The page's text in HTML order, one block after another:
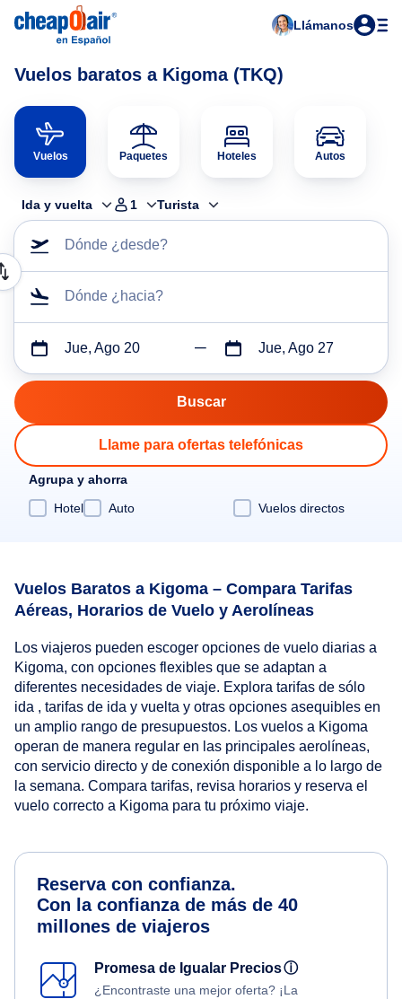
Llámanos
Vuelos baratos a Kigoma (TKQ)
Vuelos Paquetes Hoteles Autos
Ida y vuelta 1 Turista
Dónde ¿desde?
Dónde ¿hacia?
Jue, Ago 20 Jue, Ago 27
Llame para ofertas telefónicas
Agrupa y ahorra
Hotel
Auto Vuelos directos
Vuelos Baratos a Kigoma – Compara Tarifas
Aéreas, Horarios de Vuelo y Aerolíneas
Los viajeros pueden escoger opciones de vuelo diarias a
Kigoma, con opciones flexibles que se adaptan a
diferentes necesidades de viaje. Explora tarifas de sólo
ida , tarifas de ida y vuelta y otras opciones asequibles en
un amplio rango de presupuestos. Los vuelos a Kigoma
operan de manera regular en las principales aerolíneas,
con servicio directo y de conexión disponible a lo largo de
la semana. Compara tarifas, revisa horarios y reserva el
vuelo correcto a Kigoma para tu próximo viaje.
Reserva con confianza.
Con la confianza de más de 40
millones de viajeros
Promesa de Igualar Preciosⓘ
¿Encontraste una mejor oferta? ¡La